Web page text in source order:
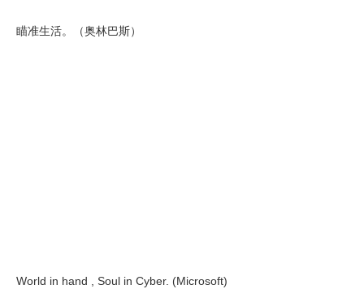
瞄准生活。（奥林巴斯）
World in hand , Soul in Cyber. (Microsoft)